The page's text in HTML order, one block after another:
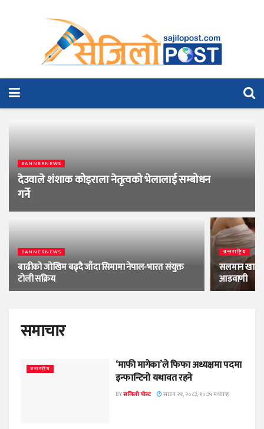
BANNERNEWS
देउवाले शंशाक कोइराला नेतृत्वको भेलालाई सम्बोधन
गर्ने
BANNERNEWS
बाढीको जोखिम बढ्दै जाँदा सिमामा नेपाल-भारत संयुक्त
टोली सक्रिय
अन्तराष्ट्रिय
सलमान
आडवाणी
समाचार
अन्तराष्ट्रिय
‘माफी मागेका’ले फिफा अध्यक्षमा पदमा
इन्फान्टिनो यथावत रहने
BYसजिलो पोस्ट साउन २१, २०८३, १०:३५ मध्यान्ह